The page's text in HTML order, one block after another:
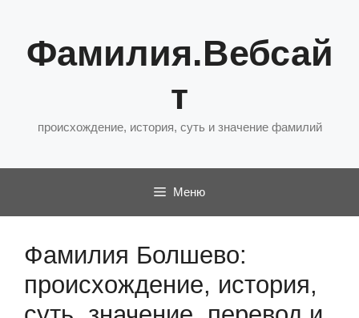
содержимому
Фамилия.Вебсай
т
происхождение, история, суть и значение фамилий
Меню
Фамилия Болшево:
происхождение, история,